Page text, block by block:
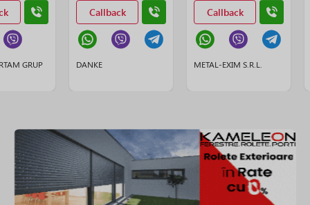
GRUP
Callback
DANKE
Callback
METAL-EXIM S.R.L.